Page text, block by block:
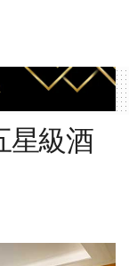
星級酒